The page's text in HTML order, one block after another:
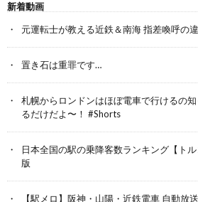
新着動画
元運転士が教える近鉄＆南海 指差喚呼の
置き石は重罪です…
札幌からロンドンはほぼ電車で行けるの
るだけだよ〜！ #Shorts
日本全国の駅の乗降客数ランキング【ト
版
【駅メロ】阪神・山陽・近鉄電車 自動放